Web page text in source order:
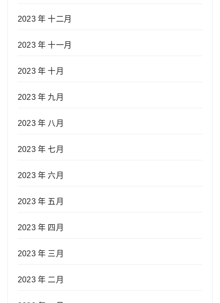
2023 年 十二月
2023 年 十一月
2023 年 十月
2023 年 九月
2023 年 八月
2023 年 七月
2023 年 六月
2023 年 五月
2023 年 四月
2023 年 三月
2023 年 二月